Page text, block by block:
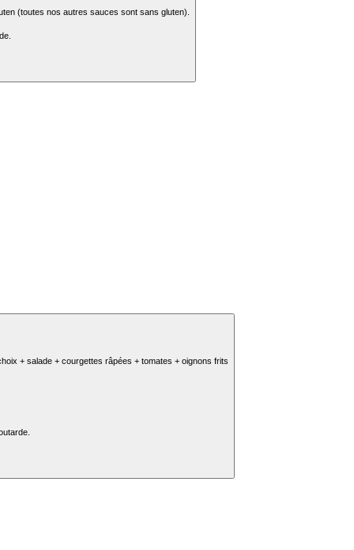
(toutes nos autres sauces sont sans gluten).
+ salade + courgettes râpées + tomates + oignons frits